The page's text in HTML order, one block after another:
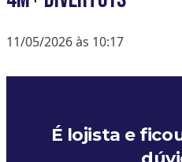
11/05/2026 às 10:17
É lojista e